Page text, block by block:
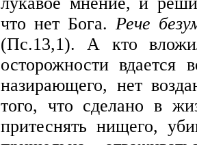
что нет Бога. Рече
(Пс.13,1). А кто
осторожности
назирающего, нет
того, что сделано в
притеснять нищего,